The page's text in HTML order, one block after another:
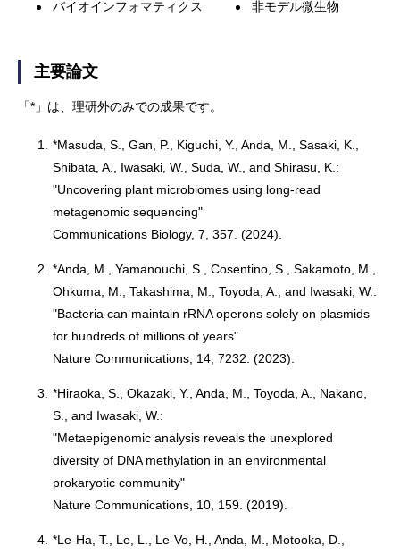
バイオインフォマティクス 非モデル微生物
主要論文
「*」は、理研外のみでの成果です。
1.
*Masuda, S., Gan, P., Kiguchi, Y., Anda, M., Sasaki, K.,
Shibata, A., Iwasaki, W., Suda, W., and Shirasu, K.:
"Uncovering plant microbiomes using long-read
metagenomic sequencing"
Communications Biology, 7, 357. (2024).
2.
*Anda, M., Yamanouchi, S., Cosentino, S., Sakamoto, M.,
Ohkuma, M., Takashima, M., Toyoda, A., and Iwasaki, W.:
"Bacteria can maintain rRNA operons solely on plasmids
for hundreds of millions of years"
Nature Communications, 14, 7232. (2023).
3.
*Hiraoka, S., Okazaki, Y., Anda, M., Toyoda, A., Nakano,
S., and Iwasaki, W.:
"Metaepigenomic analysis reveals the unexplored
diversity of DNA methylation in an environmental
prokaryotic community"
Nature Communications, 10, 159. (2019).
4. *Le-Ha, T., Le, L., Le-Vo, H., Anda, M., Motooka, D.,